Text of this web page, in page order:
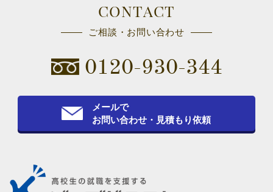
CONTACT
ご相談・お問い合わせ
0120-930-344
メールで
お問い合わせ・見積もり依頼